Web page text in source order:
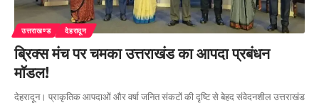
उत्तराखण्ड देहरादून
ब्रिक्स मंच पर चमका उत्तराखंड का आपदा प्रबंधन
मॉडल!
देहरादून। प्राकृतिक आपदाओं और वर्षा जनित संकटों की दृष्टि से बेहद संवेदनशील उत्तराखंड